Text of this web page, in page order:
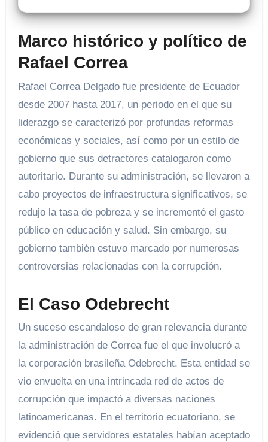
Marco histórico y político de
Rafael Correa
Rafael Correa Delgado fue presidente de Ecuador
desde 2007 hasta 2017, un periodo en el que su
liderazgo se caracterizó por profundas reformas
económicas y sociales, así como por un estilo de
gobierno que sus detractores catalogaron como
autoritario. Durante su administración, se llevaron a
cabo proyectos de infraestructura significativos, se
redujo la tasa de pobreza y se incrementó el gasto
público en educación y salud. Sin embargo, su
gobierno también estuvo marcado por numerosas
controversias relacionadas con la corrupción.
El Caso Odebrecht
Un suceso escandaloso de gran relevancia durante
la administración de Correa fue el que involucró a
la corporación brasileña Odebrecht. Esta entidad se
vio envuelta en una intrincada red de actos de
corrupción que impactó a diversas naciones
latinoamericanas. En el territorio ecuatoriano, se
evidenció que servidores estatales habían aceptado